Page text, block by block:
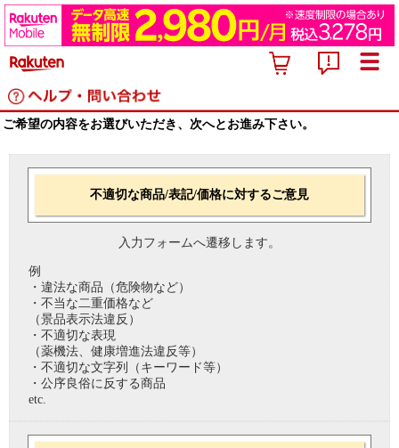
ご希望の内容をお選びいただき、次へとお進み下さい。
不適切な商品/表記/価格に対するご意見
入力フォームへ遷移します。
例
・違法な商品（危険物など）
・不当な二重価格など
（景品表示法違反）
・不適切な表現
（薬機法、健康増進法違反等）
・不適切な文字列（キーワード等）
・公序良俗に反する商品
etc.